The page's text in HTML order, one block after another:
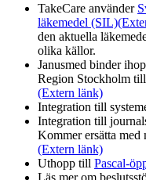
TakeCare använder
läkemedel (SIL)
den aktuella
olika källor.
Janusmed binder
Region Stockholm
(Extern länk)
Integration till
Integration till
Kommer ersätta med
(Extern länk)
Uthopp till Pascal-
Läs mer om